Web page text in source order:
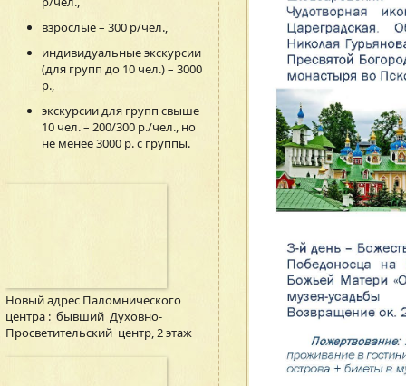
взрослые – 300 р/чел.,
индивидуальные экскурсии
(для групп до 10 чел.) – 3000
р.,
экскурсии для групп свыше
10 чел. – 200/300 р./чел., но
не менее 3000 р. с группы.
Новый адрес Паломнического
центра : бывший Духовно-
Просветительский центр, 2 этаж